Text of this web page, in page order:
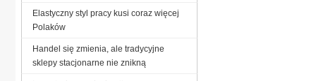
Elastyczny styl pracy kusi coraz więcej
Polaków
Handel się zmienia, ale tradycyjne
sklepy stacjonarne nie znikną